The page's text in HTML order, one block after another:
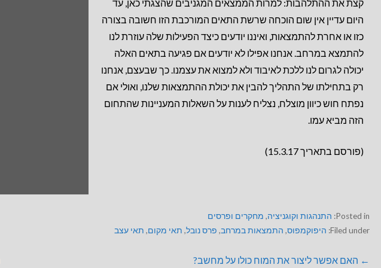
קצת את ההתלהבות: למרות הממצאים המגניבים שהצגתי כאן, עד
היום עדיין אין שום הוכחה שרשת התאים המורכבת הזו חשובה בצורה
כזו או אחרת להתמצאות, ואיננו יודעים כיצד הפעילות שלה עוזרת לנו
להתמצא במרחב. אנחנו אפילו לא יודעים אם פגיעה בתאים האלה
יכולה לגרום לנו ללכת לאיבוד ולא למצוא את עצמנו. כך שבעצם, אנחנו
רק בתחילתו של התהליך להבין את יכולת ההתמצאות שלנו, ואולי אם
נפתח חוש כיוון מוצלח, נצליח לענות על השאלות המעניינות שהתחום
הזה מביא עמו
(פורסם בתאריך 15.3.17)
Posted in: התנהגות וקוגניציה, מחקרים ופרסים
Filed under: היפוקמפוס, התמצאות במרחב, פרס נובל, תאי מקום, תאי עצב
← האם אפשר ליצור את המוח כולו על מחשב?